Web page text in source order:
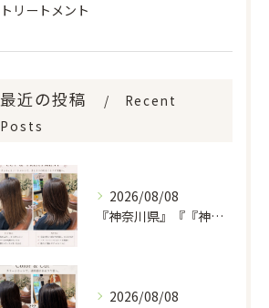
トリートメント
最近の投稿
Recent
Posts
2026/08/08
『神奈川県』『『神奈川県』『綾瀬市』『海老名市』『美容室』
2026/08/08